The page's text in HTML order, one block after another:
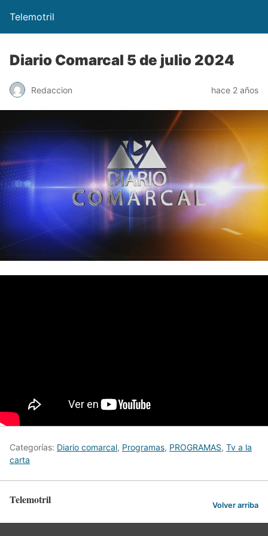
Telemotril
Diario Comarcal 5 de julio 2024
Redaccion hace 2 años
Categorías: Diario comarcal, Programas, PROGRAMAS, Tv a la
carta
Telemotril Volver arriba